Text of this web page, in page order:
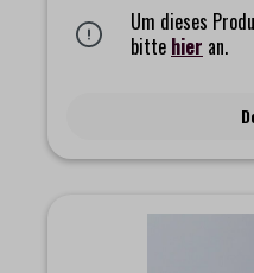
Korrosionsrisiken bei
Um dieses
bitte hier an.